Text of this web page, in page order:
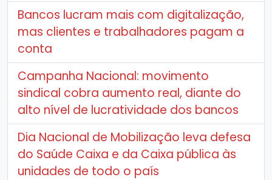
Bancos lucram mais com digitalização,
mas clientes e trabalhadores pagam a
conta
Campanha Nacional: movimento
sindical cobra aumento real, diante do
alto nível de lucratividade dos bancos
Dia Nacional de Mobilização leva defesa
do Saúde Caixa e da Caixa pública às
unidades de todo o país